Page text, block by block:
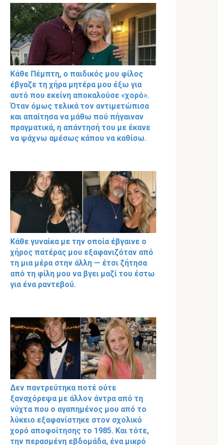
Κάθε Πέμπτη, ο παιδικός μου φίλος
έβγαζε τη χήρα μητέρα μου έξω για
αυτό που εκείνη αποκαλούσε «χορό».
Όταν όμως τελικά τον αντιμετώπισα
και απαίτησα να μάθω πού πήγαιναν
πραγματικά, η απάντησή του με έκανε
να ψάχνω αμέσως κάπου να καθίσω.
Κάθε γυναίκα με την οποία έβγαινε ο
χήρος πατέρας μου εξαφανιζόταν από
τη μια μέρα στην άλλη — έτσι ζήτησα
από τη φίλη μου να βγει μαζί του έστω
για ένα ραντεβού.
Δεν παντρεύτηκα ποτέ ούτε
ξαναχόρεψα με άλλον άντρα από τη
νύχτα που ο αγαπημένος μου από το
λύκειο εξαφανίστηκε στον σχολικό
χορό αποφοίτησης το 1985. Και τότε,
την περασμένη εβδομάδα, ένα μικρό